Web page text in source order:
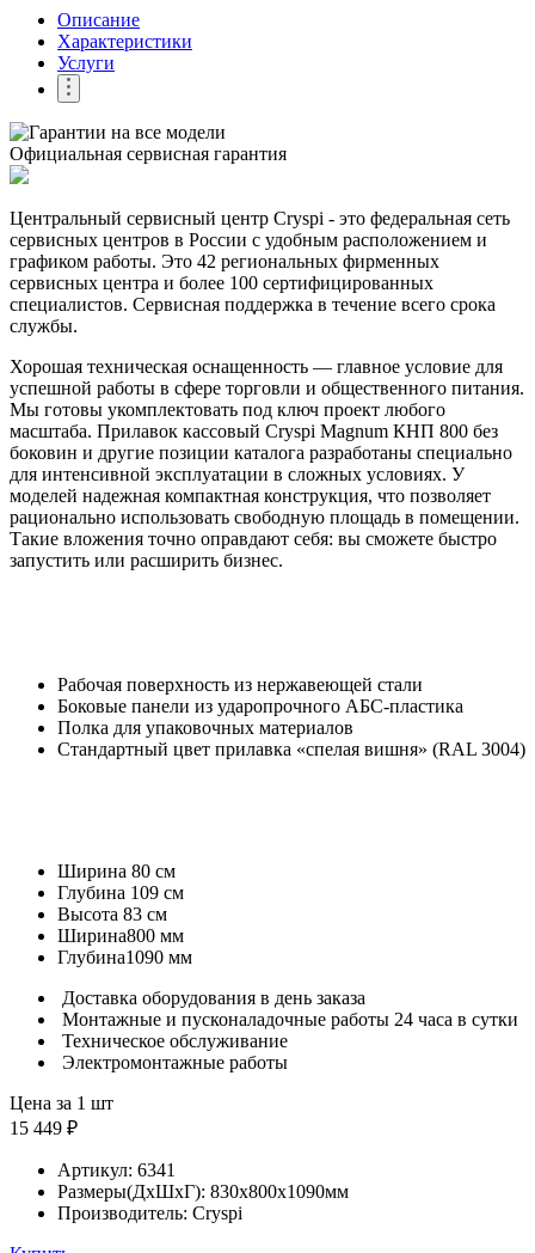
Описание
Характеристики
Услуги
Официальная сервисная гарантия
Центральный сервисный центр Cryspi - это федеральная сеть
сервисных центров в России с удобным расположением и
графиком работы. Это 42 региональных фирменных
сервисных центра и более 100 сертифицированных
специалистов. Сервисная поддержка в течение всего срока
службы.
Хорошая техническая оснащенность — главное условие для
успешной работы в сфере торговли и общественного питания.
Мы готовы укомплектовать под ключ проект любого
масштаба. Прилавок кассовый Cryspi Magnum КНП 800 без
боковин и другие позиции каталога разработаны специально
для интенсивной эксплуатации в сложных условиях. У
моделей надежная компактная конструкция, что позволяет
рационально использовать свободную площадь в помещении.
Такие вложения точно оправдают себя: вы сможете быстро
запустить или расширить бизнес.
Рабочая поверхность из нержавеющей стали
Боковые панели из ударопрочного АБС-пластика
Полка для упаковочных материалов
Стандартный цвет прилавка «спелая вишня» (RAL 3004)
Ширина 80 см
Глубина 109 см
Высота 83 см
Ширина800 мм
Глубина1090 мм
Доставка оборудования в день заказа
Монтажные и пусконаладочные работы 24 часа в сутки
Техническое обслуживание
Электромонтажные работы
Цена за 1 шт
15 449 ₽
Артикул: 6341
Размеры(ДхШхГ): 830x800x1090мм
Производитель: Cryspi